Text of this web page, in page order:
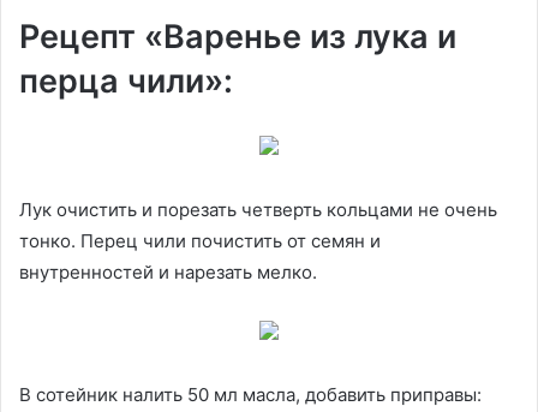
Рецепт «Варенье из лука и
перца чили»:
Лук очистить и порезать четверть кольцами не очень
тонко. Перец чили почистить от семян и
внутренностей и нарезать мелко.
В сотейник налить 50 мл масла, добавить приправы: